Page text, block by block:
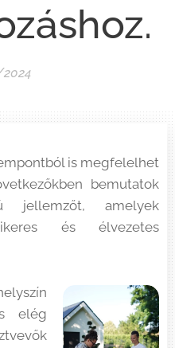
is megfelelhet
bemutatok
jellemzőt, amelyek
és élvezetes
elég